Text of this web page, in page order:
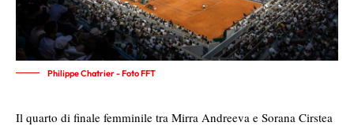
Philippe Chatrier - Foto FFT
Il quarto di finale femminile tra Mirra Andreeva e Sorana Cirstea